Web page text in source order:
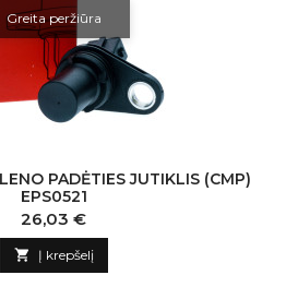
Greita peržiūra
PADĖTIES JUTIKLIS (CMP)
EPS0521
Kaina
26,03 €
 Į krepšelį